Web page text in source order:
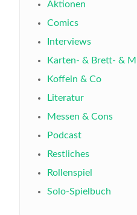
Aktionen
Comics
Interviews
Karten- & Brett- &
Koffein & Co
Literatur
Messen & Cons
Podcast
Restliches
Rollenspiel
Solo-Spielbuch